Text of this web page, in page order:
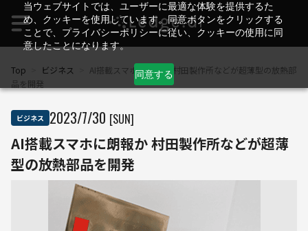
当ウェブサイトでは、ユーザーに最適な体験を提供するた
め、クッキーを使用しています。同意ボタンをクリックする
ことで、プライバシーポリシーに従い、クッキーの使用に同
意したことになります。
同意する
Top ビジネス
AI搭載スマホに朗報か 村田製作所などが超薄型の放熱部
品を開発
ビジネス 2023/7/30 [SUN]
AI搭載スマホに朗報か 村田製作所などが超薄
型の放熱部品を開発